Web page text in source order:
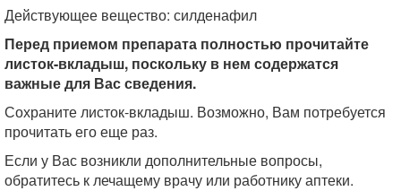
Действующее вещество: силденафил
Перед приемом препарата полностью прочитайте
листок-вкладыш, поскольку в нем содержатся
важные для Вас сведения.
Сохраните листок-вкладыш. Возможно, Вам потребуется
прочитать его еще раз.
Если у Вас возникли дополнительные вопросы,
обратитесь к лечащему врачу или работнику аптеки.